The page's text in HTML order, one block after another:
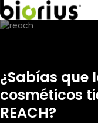
¿Sabías que
cosméticos
REACH?